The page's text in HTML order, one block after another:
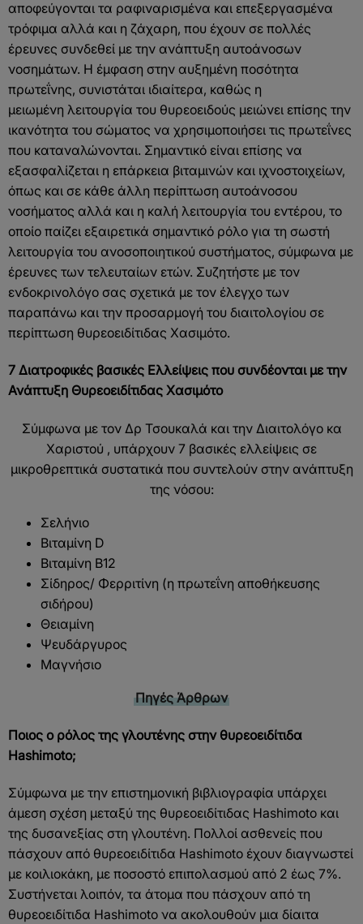
αποφεύγονται τα ραφιναρισμένα και επεξεργασμένα
τρόφιμα αλλά και η ζάχαρη, που έχουν σε πολλές
έρευνες συνδεθεί με την ανάπτυξη αυτοάνοσων
νοσημάτων. Η έμφαση στην αυξημένη ποσότητα
πρωτεΐνης, συνιστάται ιδιαίτερα, καθώς η
μειωμένη λειτουργία του θυρεοειδούς μειώνει επίσης την
ικανότητα του σώματος να χρησιμοποιήσει τις πρωτεΐνες
που καταναλώνονται. Σημαντικό είναι επίσης να
εξασφαλίζεται η επάρκεια βιταμινών και ιχνοστοιχείων,
όπως και σε κάθε άλλη περίπτωση αυτοάνοσου
νοσήματος αλλά και η καλή λειτουργία του εντέρου, το
οποίο παίζει εξαιρετικά σημαντικό ρόλο για τη σωστή
λειτουργία του ανοσοποιητικού συστήματος, σύμφωνα με
έρευνες των τελευταίων ετών. Συζητήστε με τον
ενδοκρινολόγο σας σχετικά με τον έλεγχο των
παραπάνω και την προσαρμογή του διαιτολογίου σε
περίπτωση θυρεοειδίτιδας Χασιμότο.
7 Διατροφικές βασικές Ελλείψεις που συνδέονται με την
Ανάπτυξη Θυρεοειδίτιδας Χασιμότο
Σύμφωνα με τον Δρ Τσουκαλά και την Διαιτολόγο κα
Χαριστού , υπάρχουν 7 βασικές ελλείψεις σε
μικροθρεπτικά συστατικά που συντελούν στην ανάπτυξη
της νόσου:
Σελήνιο
Βιταμίνη D
Βιταμίνη Β12
Σίδηρος/ Φερριτίνη (η πρωτεΐνη αποθήκευσης
σιδήρου)
Θειαμίνη
Ψευδάργυρος
Μαγνήσιο
Πηγές Άρθρων
Ποιος ο ρόλος της γλουτένης στην θυρεοειδίτιδα
Hashimoto;
Σύμφωνα με την επιστημονική βιβλιογραφία υπάρχει
άμεση σχέση μεταξύ της θυρεοειδίτιδας Hashimoto και
της δυσανεξίας στη γλουτένη. Πολλοί ασθενείς που
πάσχουν από θυρεοειδίτιδα Hashimoto έχουν διαγνωστεί
με κοιλιοκάκη, με ποσοστό επιπολασμού από 2 έως 7%.
Συστήνεται λοιπόν, τα άτομα που πάσχουν από τη
θυρεοειδίτιδα Hashimoto να ακολουθούν μια δίαιτα